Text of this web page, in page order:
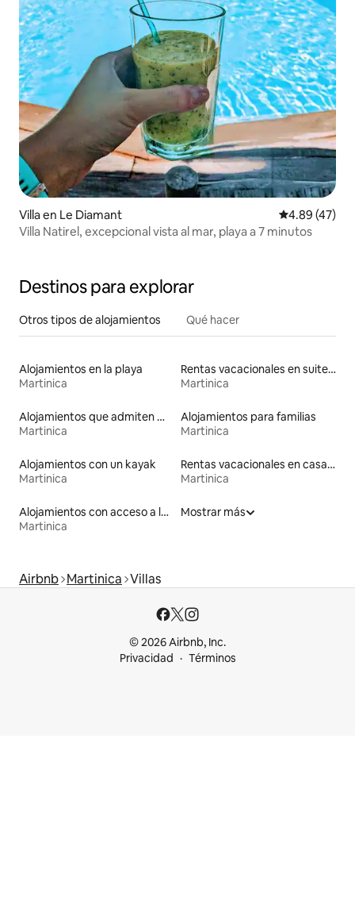
Villa en Le Diamant Calificación
4.89 (47)
Villa Natirel, excepcional vista al mar, playa a 7 minutos
Destinos para explorar
Otros tipos de alojamientos Qué hacer
Alojamientos en la playa
Martinica
Rentas vacacionales en suites privadas
Martinica
Alojamientos que admiten mascotas
Martinica
Alojamientos para familias
Martinica
Alojamientos con un kayak
Martinica
Rentas vacacionales en casas adosadas
Martinica
Alojamientos con acceso a la playa
Martinica
Mostrar más
Airbnb Martinica Villas
© 2026 Airbnb, Inc.
Privacidad
Términos